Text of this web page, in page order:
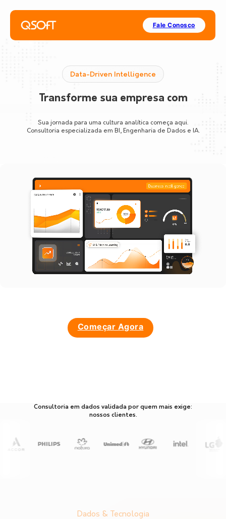
Fale Conosco
Data-Driven Intelligence
Transforme sua empresa com
consultoria em dados
Sua jornada para uma cultura analítica começa aqui.
Consultoria especializada em BI, Engenharia de Dados e IA.
Começar Agora
Consultoria em dados validada por quem mais exige:
nossos clientes.
Dados & Tecnologia